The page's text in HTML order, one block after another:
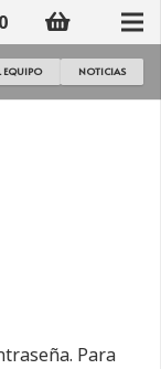
EQUIPO NOTICIAS
Para